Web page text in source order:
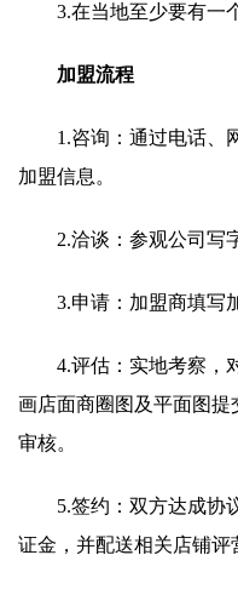
3.在当地至少要有一
加盟流程
1.咨询：通过电话、
加盟信息。
2.洽谈：参观公司写
3.申请：加盟商填写
4.评估：实地考察，
画店面商圈图及平面图提
审核。
5.签约：双方达成协
证金，并配送相关店铺评